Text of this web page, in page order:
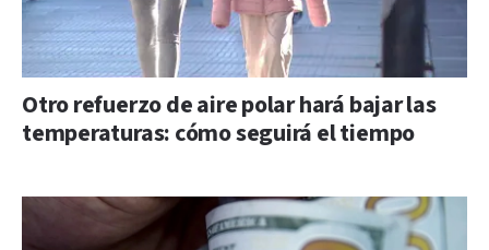
Otro refuerzo de aire polar hará bajar las
temperaturas: cómo seguirá el tiempo